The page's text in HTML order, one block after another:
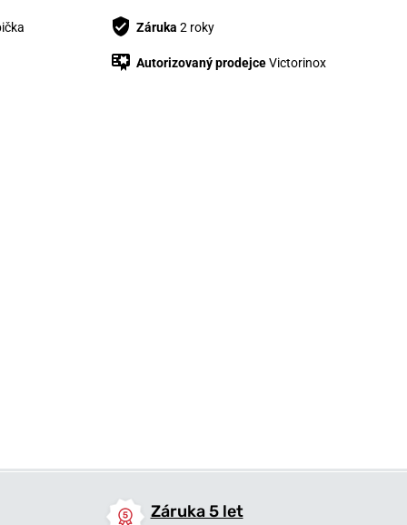
Záruka 2 roky
Autorizovaný prodejceVictorinox
Záruka 5 let